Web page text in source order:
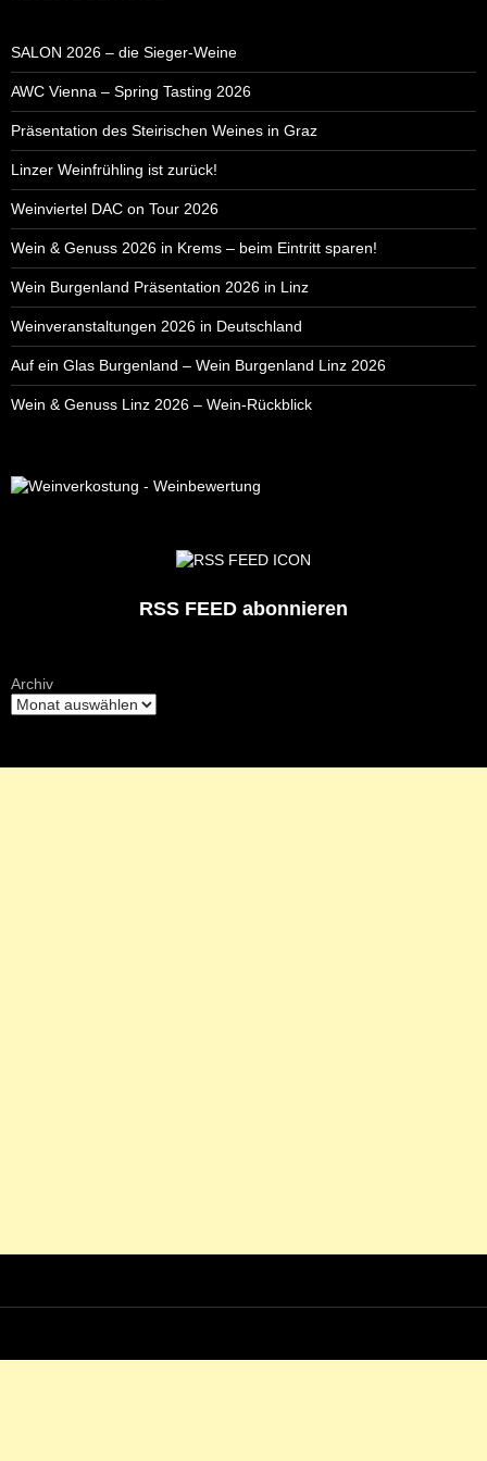
SALON 2026 – die Sieger-Weine
AWC Vienna – Spring Tasting 2026
Präsentation des Steirischen Weines in Graz
Linzer Weinfrühling ist zurück!
Weinviertel DAC on Tour 2026
Wein & Genuss 2026 in Krems – beim Eintritt sparen!
Wein Burgenland Präsentation 2026 in Linz
Weinveranstaltungen 2026 in Deutschland
Auf ein Glas Burgenland – Wein Burgenland Linz 2026
Wein & Genuss Linz 2026 – Wein-Rückblick
RSS FEED abonnieren
Archiv